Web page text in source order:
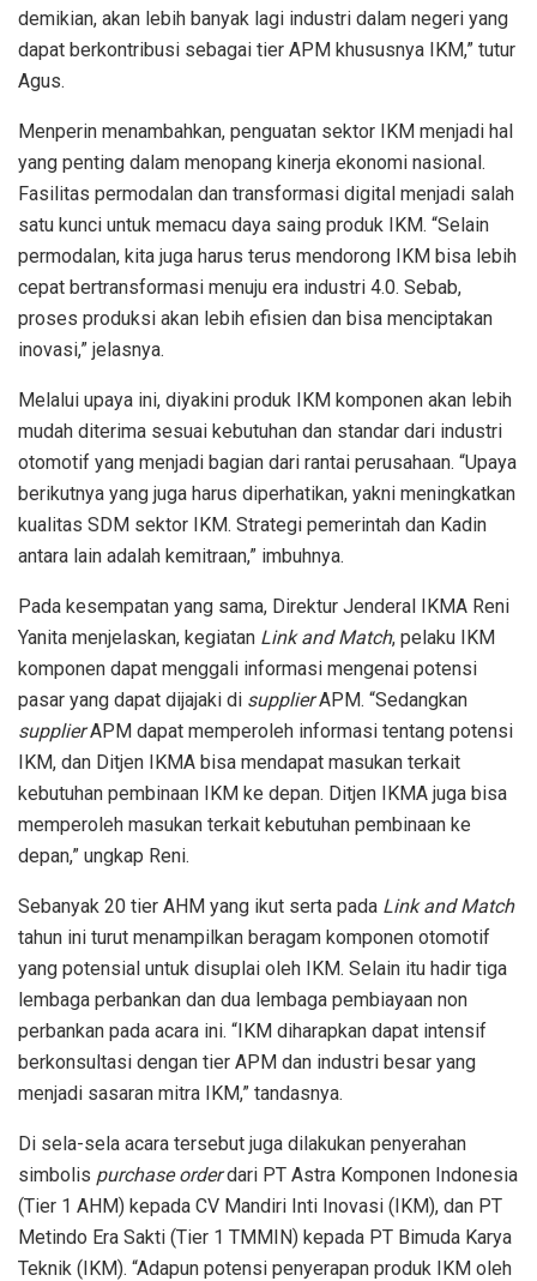
demikian, akan lebih banyak lagi industri dalam negeri yang
dapat berkontribusi sebagai tier APM khususnya IKM,” tutur
Agus.
Menperin menambahkan, penguatan sektor IKM menjadi hal
yang penting dalam menopang kinerja ekonomi nasional.
Fasilitas permodalan dan transformasi digital menjadi salah
satu kunci untuk memacu daya saing produk IKM. “Selain
permodalan, kita juga harus terus mendorong IKM bisa lebih
cepat bertransformasi menuju era industri 4.0. Sebab,
proses produksi akan lebih efisien dan bisa menciptakan
inovasi,” jelasnya.
Melalui upaya ini, diyakini produk IKM komponen akan lebih
mudah diterima sesuai kebutuhan dan standar dari industri
otomotif yang menjadi bagian dari rantai perusahaan. “Upaya
berikutnya yang juga harus diperhatikan, yakni meningkatkan
kualitas SDM sektor IKM. Strategi pemerintah dan Kadin
antara lain adalah kemitraan,” imbuhnya.
Pada kesempatan yang sama, Direktur Jenderal IKMA Reni
Yanita menjelaskan, kegiatan Link and Match, pelaku IKM
komponen dapat menggali informasi mengenai potensi
pasar yang dapat dijajaki di supplierAPM. “Sedangkan
supplierAPM dapat memperoleh informasi tentang potensi
IKM, dan Ditjen IKMA bisa mendapat masukan terkait
kebutuhan pembinaan IKM ke depan. Ditjen IKMA juga bisa
memperoleh masukan terkait kebutuhan pembinaan ke
depan,” ungkap Reni.
Sebanyak 20 tier AHM yang ikut serta pada Link and Match
tahun ini turut menampilkan beragam komponen otomotif
yang potensial untuk disuplai oleh IKM. Selain itu hadir tiga
lembaga perbankan dan dua lembaga pembiayaan non
perbankan pada acara ini. “IKM diharapkan dapat intensif
berkonsultasi dengan tier APM dan industri besar yang
menjadi sasaran mitra IKM,” tandasnya.
Di sela-sela acara tersebut juga dilakukan penyerahan
simbolis purchase orderdari PT Astra Komponen Indonesia
(Tier 1 AHM) kepada CV Mandiri Inti Inovasi (IKM), dan PT
Metindo Era Sakti (Tier 1 TMMIN) kepada PT Bimuda Karya
Teknik (IKM). “Adapun potensi penyerapan produk IKM oleh